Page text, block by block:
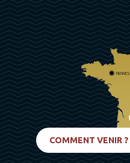
RENNES
COMMENT VENIR ?